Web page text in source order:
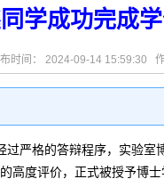
学成功完成
时间： 2024-09-14 15:59:30
严格的答辩程序，实验室
高度评价，正式被授予博